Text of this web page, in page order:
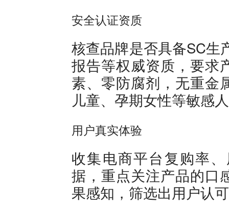
安全认证资质
核查品牌是否具备SC生
报告等权威资质，要求
素、零防腐剂，无重金
儿童、孕期女性等敏感
用户真实体验
收集电商平台复购率
据，重点关注产品的口
果感知，筛选出用户认